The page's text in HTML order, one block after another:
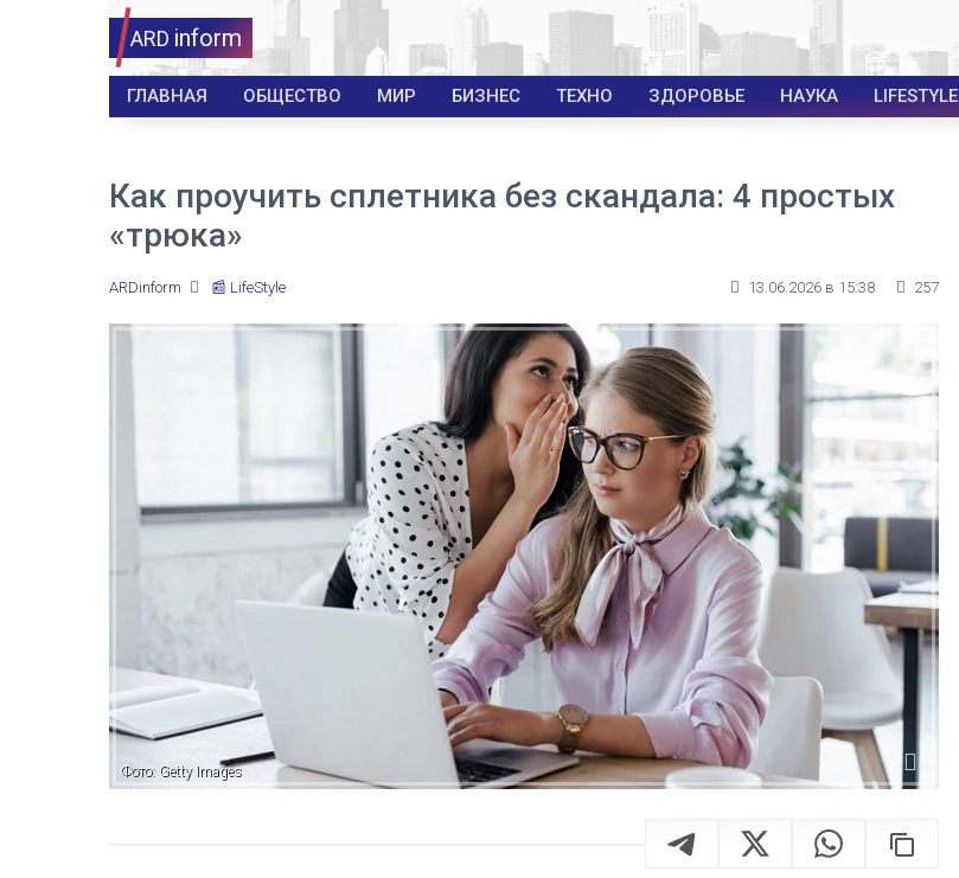
ARD inform
ГЛАВНАЯ ОБЩЕСТВО МИР БИЗНЕС ТЕХНО ЗДОРОВЬЕ НАУКА LIFESTYLE
Как проучить сплетника без скандала: 4 простых
«трюка»
ARDinform 📰 LifeStyle 13.06.2026 в 15:38 257
Фото: Getty Images